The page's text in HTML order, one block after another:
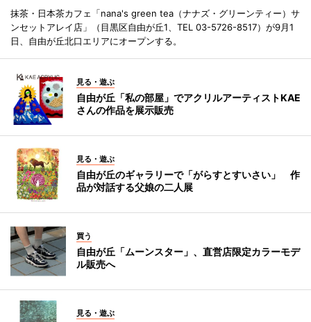
抹茶・日本茶カフェ「nana's green tea（ナナズ・グリーンティー）サ
ンセットアレイ店」（目黒区自由が丘1、TEL 03-5726-8517）が9月1
日、自由が丘北口エリアにオープンする。
見る・遊ぶ
自由が丘「私の部屋」でアクリルアーティストKAE
さんの作品を展示販売
見る・遊ぶ
自由が丘のギャラリーで「がらすとすいさい」 作
品が対話する父娘の二人展
買う
自由が丘「ムーンスター」、直営店限定カラーモデ
ル販売へ
見る・遊ぶ